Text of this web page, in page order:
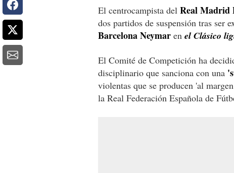
El centrocampista del Real Madrid
dos partidos de suspensión tras ser
Barcelona Neymar en el Clásico
El Comité de Competición ha
disciplinario que sanciona con una
violentas que se producen 'al
la Real Federación Española de